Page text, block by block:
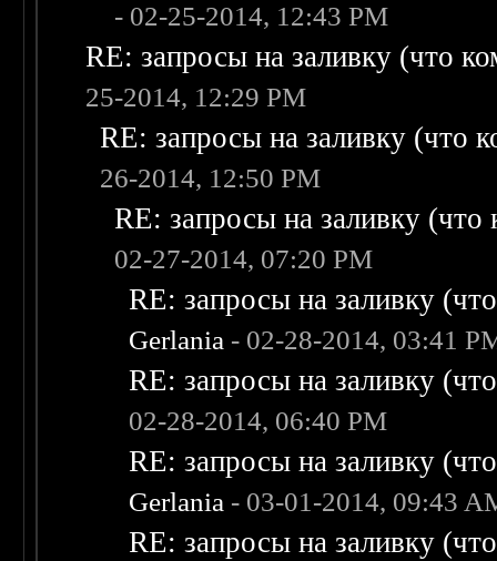
- 02-25-2014, 12:43 PM
RE: запросы на заливку (что
25-2014, 12:29 PM
RE: запросы на заливку (что
26-2014, 12:50 PM
RE: запросы на заливку
02-27-2014, 07:20 PM
RE: запросы на заливку
Gerlania - 02-28-2014, 03:41
RE: запросы на заливку
02-28-2014, 06:40 PM
RE: запросы на заливку
Gerlania - 03-01-2014, 09:43
RE: запросы на заливку